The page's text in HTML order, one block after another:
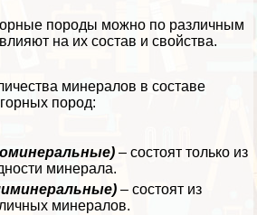
породы можно по различным
на их состав и свойства.
минералов в составе
пород:
– состоят только из
минерала.
– состоят из
минералов.